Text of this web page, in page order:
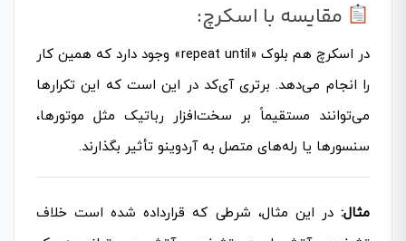
مقایسه با اسکرچ:
در اسکرچ هم بلوک «repeat until» وجود دارد که همین کار
را انجام می‌دهد. برتری آی‌کد در این است که این تکرارها
می‌توانند مستقیماً بر سخت‌افزار رباتیک مثل موتورها،
سنسورها یا رله‌های متصل به آردوینو تأثیر بگذارند.
مثال:در این مثال، شرطی که قرارداده شده است خلاف